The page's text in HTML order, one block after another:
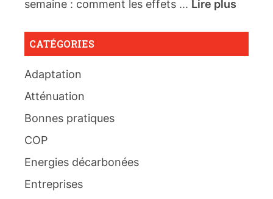
semaine : comment les effets ... Lire plus
CATÉGORIES
Adaptation
Atténuation
Bonnes pratiques
COP
Energies décarbonées
Entreprises